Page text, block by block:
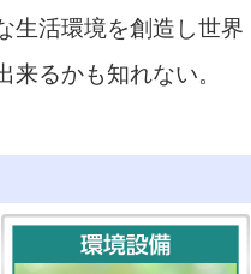
生活環境を創造し世界
るかも知れない。